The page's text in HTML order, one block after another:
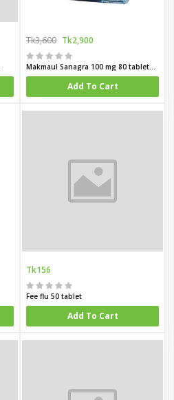
Tk3,600 Tk2,900
Makmaul Sanagra 100 mg 80 tablets box
Add To Cart
Tk156
Fee flu 50 tablet
Add To Cart